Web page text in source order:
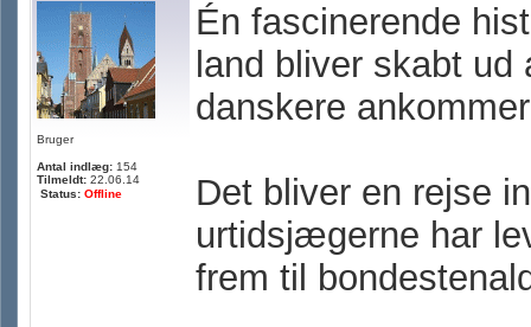
Bruger
Antal indlæg: 154
Tilmeldt: 22.06.14
Status: Offline
Én fascinerende
land bliver skabt
danskere
Det bliver en rejse
urtidsjægerne har
frem til